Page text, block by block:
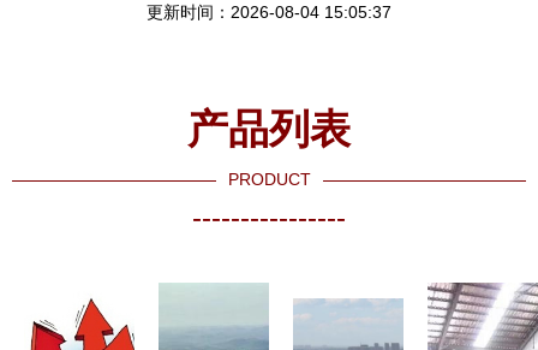
更新时间：2026-08-04 15:05:37
产品列表
PRODUCT
----------------